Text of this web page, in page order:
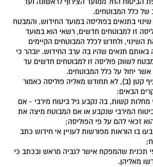
של כלל המבוטחים.
בתנאים בפוליסה במועד החידוש, והמבטח
זו למבוטחים חדשים, רשאי הוא במועד
ולחדש לכלל המבוטחים הקיימים
באותם תנאים שהיו בה ערב החידוש. יובהר כי
לשווק פוליסה זו למבוטחים חדשים עד
אשר יחול על כלל המבוטחים.
קטן (ב), לא תחודש מאליה פוליסה כאמור
הבאים:
מחלות קשות, בה נקבע גיל ביטוח מירבי - אם
המירבי שנקבע או אם המבוטח מיצה את
זכאי להם על פי הפוליסה;
בו הוראות מפורשות לעניין אי חידוש כתב
תכנית שהמפקח אישר לגביה מראש ובכתב כי
מאליהן.